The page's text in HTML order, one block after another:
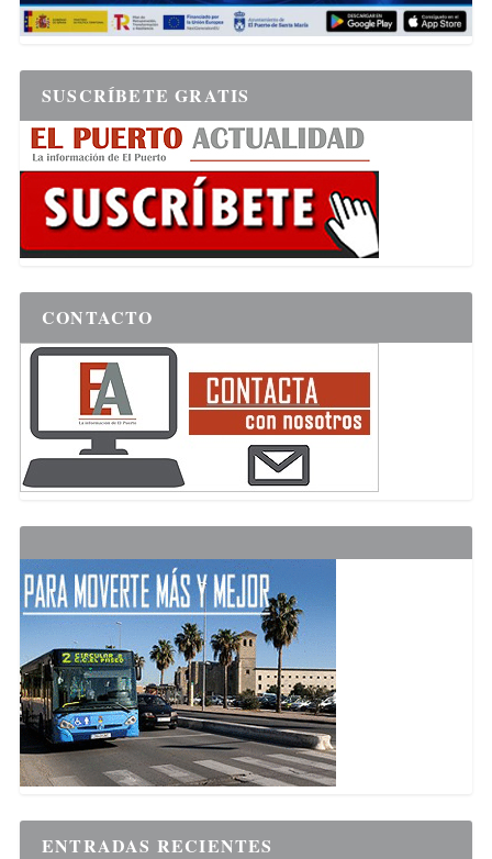
SUSCRÍBETE GRATIS
CONTACTO
ENTRADAS RECIENTES